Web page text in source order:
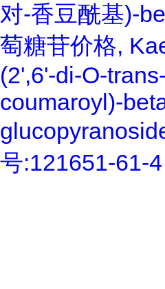
对-香豆酰基)-
萄糖苷价格,
(2',6'-di-O-
coumaroyl)-
号:121651-61-4